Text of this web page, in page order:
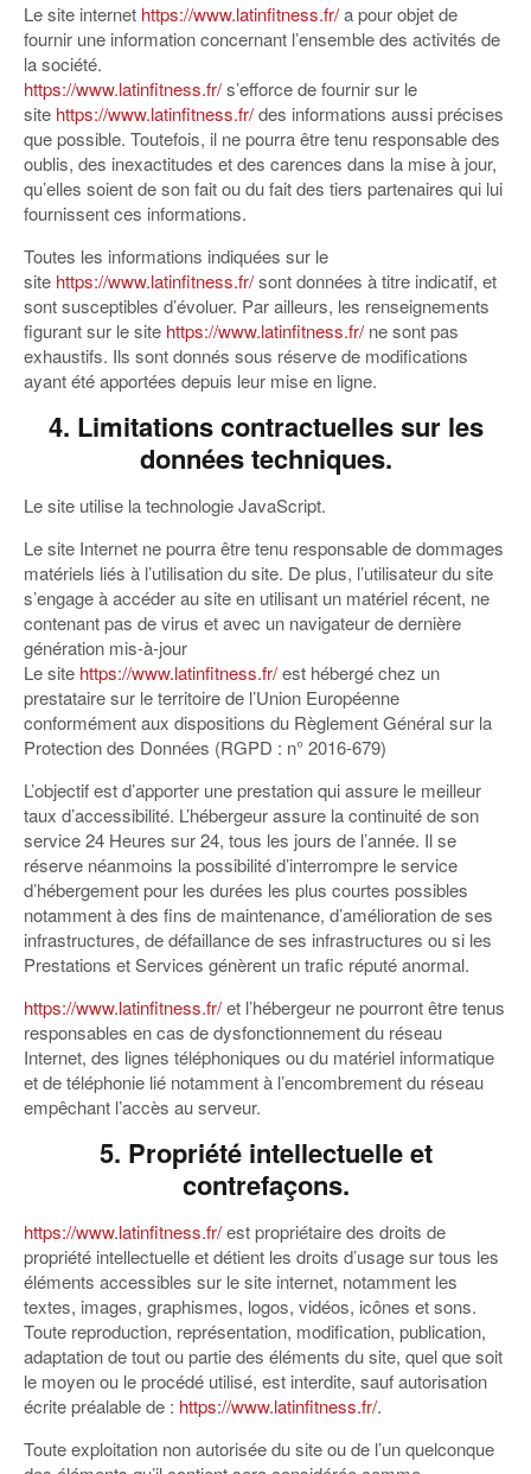
Le site internet https://www.latinfitness.fr/a pour objet de
fournir une information concernant l’ensemble des activités de
la société.
https://www.latinfitness.fr/s’efforce de fournir sur le
site https://www.latinfitness.fr/des informations aussi précises
que possible. Toutefois, il ne pourra être tenu responsable des
oublis, des inexactitudes et des carences dans la mise à jour,
qu’elles soient de son fait ou du fait des tiers partenaires qui lui
fournissent ces informations.
Toutes les informations indiquées sur le
site https://www.latinfitness.fr/sont données à titre indicatif, et
sont susceptibles d’évoluer. Par ailleurs, les renseignements
figurant sur le site https://www.latinfitness.fr/ ne sont pas
exhaustifs. Ils sont donnés sous réserve de modifications
ayant été apportées depuis leur mise en ligne.
4. Limitations contractuelles sur les
données techniques.
Le site utilise la technologie JavaScript.
Le site Internet ne pourra être tenu responsable de dommages
matériels liés à l’utilisation du site. De plus, l’utilisateur du site
s’engage à accéder au site en utilisant un matériel récent, ne
contenant pas de virus et avec un navigateur de dernière
génération mis-à-jour
Le site https://www.latinfitness.fr/est hébergé chez un
prestataire sur le territoire de l’Union Européenne
conformément aux dispositions du Règlement Général sur la
Protection des Données (RGPD : n° 2016-679)
L’objectif est d’apporter une prestation qui assure le meilleur
taux d’accessibilité. L’hébergeur assure la continuité de son
service 24 Heures sur 24, tous les jours de l’année. Il se
réserve néanmoins la possibilité d’interrompre le service
d’hébergement pour les durées les plus courtes possibles
notamment à des fins de maintenance, d’amélioration de ses
infrastructures, de défaillance de ses infrastructures ou si les
Prestations et Services génèrent un trafic réputé anormal.
https://www.latinfitness.fr/et l’hébergeur ne pourront être tenus
responsables en cas de dysfonctionnement du réseau
Internet, des lignes téléphoniques ou du matériel informatique
et de téléphonie lié notamment à l’encombrement du réseau
empêchant l’accès au serveur.
5. Propriété intellectuelle et
contrefaçons.
https://www.latinfitness.fr/est propriétaire des droits de
propriété intellectuelle et détient les droits d’usage sur tous les
éléments accessibles sur le site internet, notamment les
textes, images, graphismes, logos, vidéos, icônes et sons.
Toute reproduction, représentation, modification, publication,
adaptation de tout ou partie des éléments du site, quel que soit
le moyen ou le procédé utilisé, est interdite, sauf autorisation
écrite préalable de : https://www.latinfitness.fr/.
Toute exploitation non autorisée du site ou de l’un quelconque